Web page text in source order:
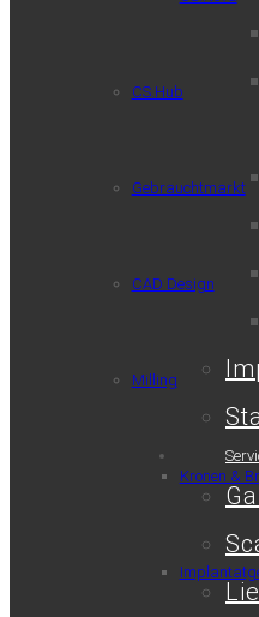
CS.Hub
Gebrauchtmarkt
CAD Design
Milling
Kronen &